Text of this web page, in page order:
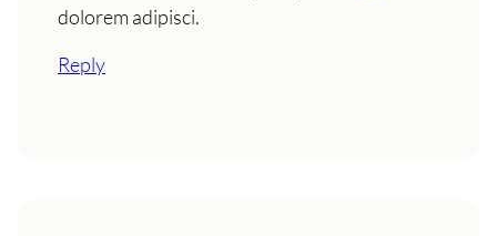
dolorem adipisci.
Reply